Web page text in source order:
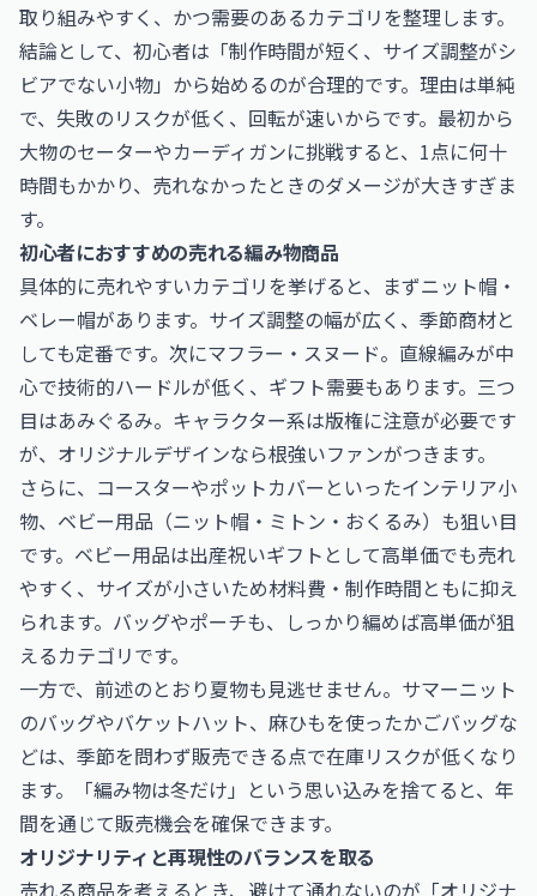
取り組みやすく、かつ需要のあるカテゴリを整理します。
結論として、初心者は「制作時間が短く、サイズ調整がシ
ビアでない小物」から始めるのが合理的です。理由は単純
で、失敗のリスクが低く、回転が速いからです。最初から
大物のセーターやカーディガンに挑戦すると、1点に何十
時間もかかり、売れなかったときのダメージが大きすぎま
す。
初心者におすすめの売れる編み物商品
具体的に売れやすいカテゴリを挙げると、まずニット帽・
ベレー帽があります。サイズ調整の幅が広く、季節商材と
しても定番です。次にマフラー・スヌード。直線編みが中
心で技術的ハードルが低く、ギフト需要もあります。三つ
目はあみぐるみ。キャラクター系は版権に注意が必要です
が、オリジナルデザインなら根強いファンがつきます。
さらに、コースターやポットカバーといったインテリア小
物、ベビー用品（ニット帽・ミトン・おくるみ）も狙い目
です。ベビー用品は出産祝いギフトとして高単価でも売れ
やすく、サイズが小さいため材料費・制作時間ともに抑え
られます。バッグやポーチも、しっかり編めば高単価が狙
えるカテゴリです。
一方で、前述のとおり夏物も見逃せません。サマーニット
のバッグやバケットハット、麻ひもを使ったかごバッグな
どは、季節を問わず販売できる点で在庫リスクが低くなり
ます。「編み物は冬だけ」という思い込みを捨てると、年
間を通じて販売機会を確保できます。
オリジナリティと再現性のバランスを取る
売れる商品を考えるとき、避けて通れないのが「オリジナ